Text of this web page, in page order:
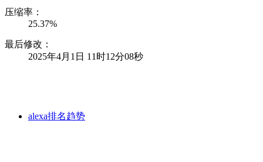
压缩率：
25.37%
最后修改：
2025年4月1日 11时12分08秒
alexa排名趋势